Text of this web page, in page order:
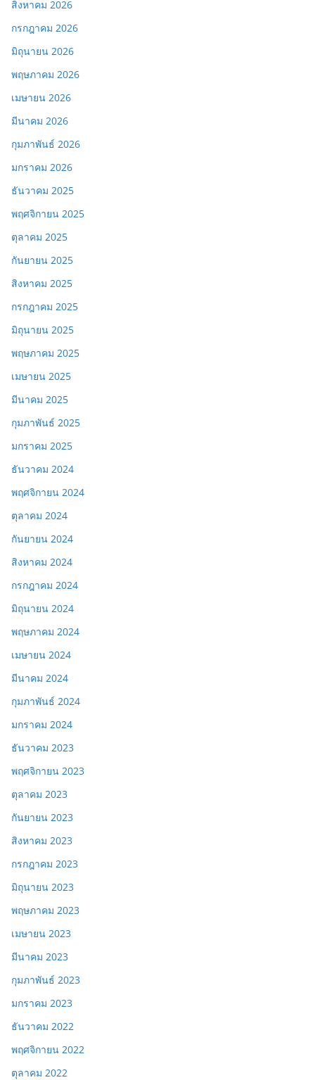
สิงหาคม 2026
กรกฎาคม 2026
มิถุนายน 2026
พฤษภาคม 2026
เมษายน 2026
มีนาคม 2026
กุมภาพันธ์ 2026
มกราคม 2026
ธันวาคม 2025
พฤศจิกายน 2025
ตุลาคม 2025
กันยายน 2025
สิงหาคม 2025
กรกฎาคม 2025
มิถุนายน 2025
พฤษภาคม 2025
เมษายน 2025
มีนาคม 2025
กุมภาพันธ์ 2025
มกราคม 2025
ธันวาคม 2024
พฤศจิกายน 2024
ตุลาคม 2024
กันยายน 2024
สิงหาคม 2024
กรกฎาคม 2024
มิถุนายน 2024
พฤษภาคม 2024
เมษายน 2024
มีนาคม 2024
กุมภาพันธ์ 2024
มกราคม 2024
ธันวาคม 2023
พฤศจิกายน 2023
ตุลาคม 2023
กันยายน 2023
สิงหาคม 2023
กรกฎาคม 2023
มิถุนายน 2023
พฤษภาคม 2023
เมษายน 2023
มีนาคม 2023
กุมภาพันธ์ 2023
มกราคม 2023
ธันวาคม 2022
พฤศจิกายน 2022
ตุลาคม 2022